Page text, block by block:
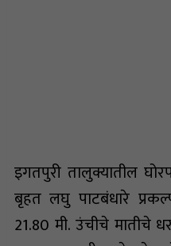
इगतपुरी तालुक्यातील
बृहत लघु पाटबंधारे
21.80 मी. उंचीचे मातीचे